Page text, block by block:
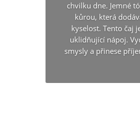
chvilku dne. Jemné
kůrou, která
kyselost. Tento čaj
uklidňující nápoj.
smysly a přinese